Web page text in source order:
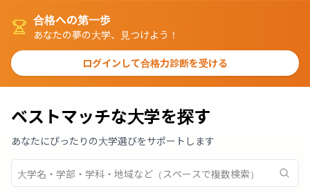
合格への第一歩
あなたの夢の大学、見つけよう！
ログインして合格力診断を受ける
ベストマッチな大学を探す
あなたにぴったりの大学選びをサポートします